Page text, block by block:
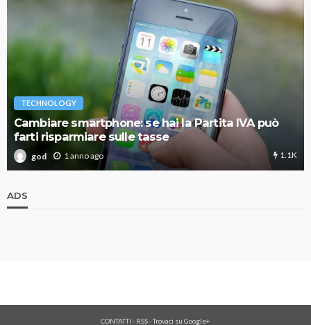
TECHNOLOGY
Cambiare smartphone: se hai la Partita IVA può
farti risparmiare sulle tasse
god 1 anno ago 1.1K
ADS
CONTATTI - RSS-Trovaci su Google+